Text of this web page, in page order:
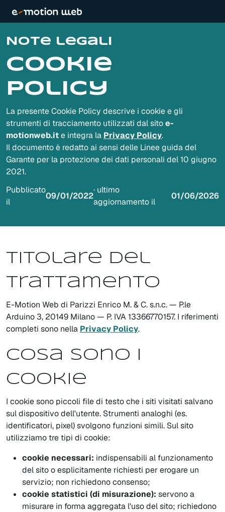
Note legali
Cookie
Policy
La presente Cookie Policy descrive i cookie e gli
strumenti di tracciamento utilizzati dal sitoe-
motionweb.ite integra la Privacy Policy.
Il documento è redatto ai sensi delle Linee guida del
Garante per la protezione dei dati personali del 10 giugno
2021.
Pubblicato
il
09/01/2022
· ultimo
aggiornamento il
01/06/2026
Titolare del
trattamento
E-Motion Web di Parizzi Enrico M. & C. s.n.c. — P.le
Arduino 3, 20149 Milano — P. IVA 13366770157. I riferimenti
completi sono nella Privacy Policy.
Cosa sono i
cookie
I cookie sono piccoli file di testo che i siti visitati salvano
sul dispositivo dell'utente. Strumenti analoghi (es.
identificatori, pixel) svolgono funzioni simili. Sul sito
utilizziamo tre tipi di cookie:
cookie necessari: indispensabili al funzionamento
del sito o esplicitamente richiesti per erogare un
servizio; non richiedono consenso;
cookie statistici (di misurazione): servono a
misurare in forma aggregata l'uso del sito; richiedono